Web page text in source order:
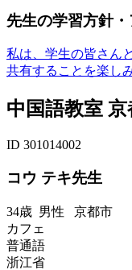
先生の学習方針
私は、学生の皆さん
共有することを楽し
中国語教室
ID 301014002
コウ テキ先生
34歳 男性 京都市
カフェ
普通語
浙江省